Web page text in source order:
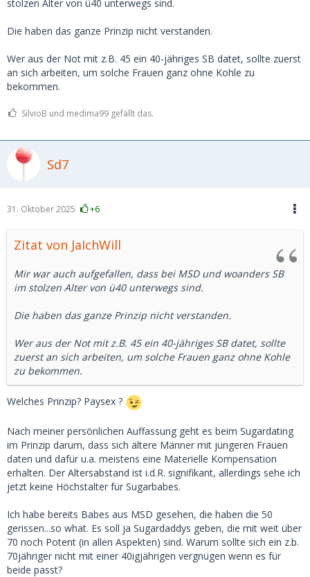
stolzen Alter von ü40 unterwegs sind.
Die haben das ganze Prinzip nicht verstanden.
Wer aus der Not mit z.B. 45 ein 40-jähriges SB datet, sollte zuerst
an sich arbeiten, um solche Frauen ganz ohne Kohle zu
bekommen.
SilvioB und medima99 gefällt das.
Sd7
31. Oktober 2025 +6
Zitat von JaIchWill
Mir war auch aufgefallen, dass bei MSD und woanders SB
im stolzen Alter von ü40 unterwegs sind.
Die haben das ganze Prinzip nicht verstanden.
Wer aus der Not mit z.B. 45 ein 40-jähriges SB datet, sollte
zuerst an sich arbeiten, um solche Frauen ganz ohne Kohle
zu bekommen.
Welches Prinzip? Paysex ?
Nach meiner persönlichen Auffassung geht es beim Sugardating
im Prinzip darum, dass sich ältere Männer mit jüngeren Frauen
daten und dafür u.a. meistens eine Materielle Kompensation
erhalten. Der Altersabstand ist i.d.R. signifikant, allerdings sehe ich
jetzt keine Höchstalter für Sugarbabes.
Ich habe bereits Babes aus MSD gesehen, die haben die 50
gerissen...so what. Es soll ja Sugardaddys geben, die mit weit über
70 noch Potent (in allen Aspekten) sind. Warum sollte sich ein z.b.
70jähriger nicht mit einer 40igjährigen vergnügen wenn es für
beide passt?